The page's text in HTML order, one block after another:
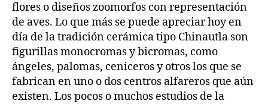
flores o diseños zoomorfos con representación
de aves. Lo que más se puede apreciar hoy en
día de la tradición cerámica tipo Chinautla son
figurillas monocromas y bicromas, como
ángeles, palomas, ceniceros y otros los que se
fabrican en uno o dos centros alfareros que aún
existen. Los pocos o muchos estudios de la